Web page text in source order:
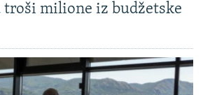
troši milione iz budžetske